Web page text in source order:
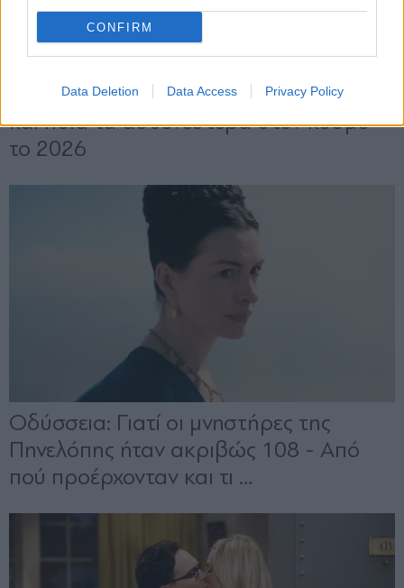
CONFIRM
Data Deletion Data Access Privacy Policy